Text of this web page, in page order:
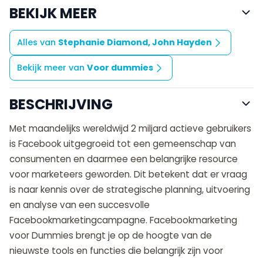
BEKIJK MEER
Alles van Stephanie Diamond, John Hayden
Bekijk meer van Voor dummies
BESCHRIJVING
Met maandelijks wereldwijd 2 miljard actieve gebruikers
is Facebook uitgegroeid tot een gemeenschap van
consumenten en daarmee een belangrijke resource
voor marketeers geworden. Dit betekent dat er vraag
is naar kennis over de strategische planning, uitvoering
en analyse van een succesvolle
Facebookmarketingcampagne. Facebookmarketing
voor Dummies brengt je op de hoogte van de
nieuwste tools en functies die belangrijk zijn voor